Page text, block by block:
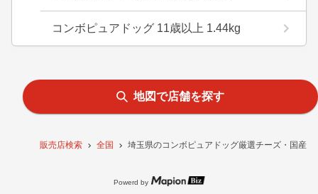
販売店検索 全国 埼玉県のコンボピュアドッグ厳選チーズ・国産
コンボピュアドッグ 11歳以上 1.44kg
地図で店舗を探す
Powerd by